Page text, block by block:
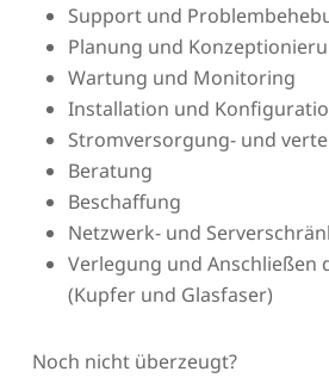
Support und
Planung und
Wartung und Monitoring
Installation und
Stromversorgung- und
Beratung
Beschaffung
Netzwerk- und
Verlegung und Anschließen
(Kupfer und Glasfaser)
Noch nicht überzeugt?